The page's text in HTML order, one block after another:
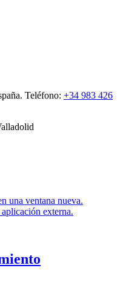
Teléfono: +34 983 426
una ventana nueva.
externa.